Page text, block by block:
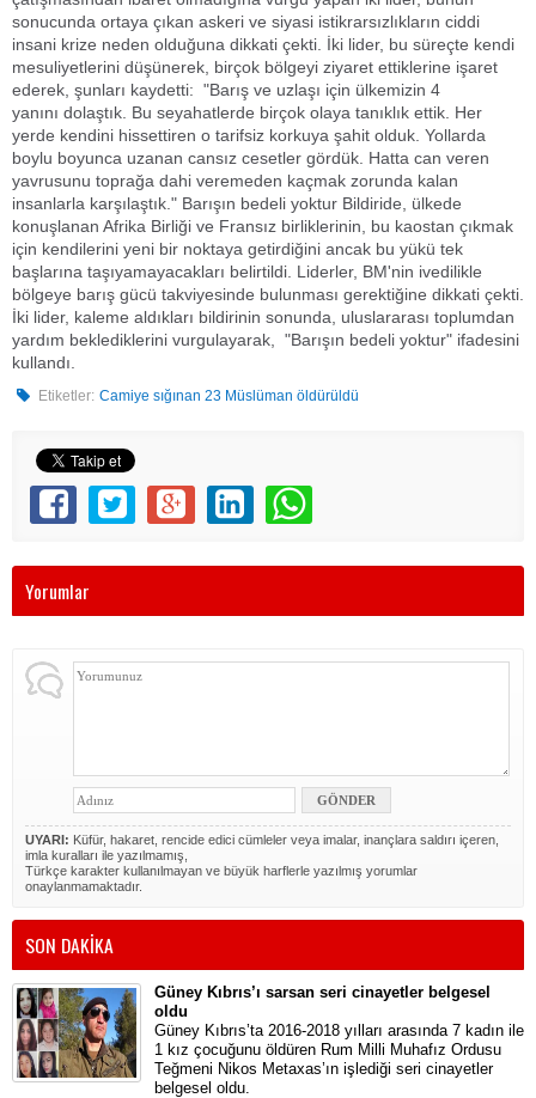
sonucunda ortaya çıkan askeri ve siyasi istikrarsızlıkların ciddi
insani krize neden olduğuna dikkati çekti. İki lider, bu süreçte kendi
mesuliyetlerini düşünerek, birçok bölgeyi ziyaret ettiklerine işaret
ederek, şunları kaydetti: "Barış ve uzlaşı için ülkemizin 4
yanını dolaştık. Bu seyahatlerde birçok olaya tanıklık ettik. Her
yerde kendini hissettiren o tarifsiz korkuya şahit olduk. Yollarda
boylu boyunca uzanan cansız cesetler gördük. Hatta can veren
yavrusunu toprağa dahi veremeden kaçmak zorunda kalan
insanlarla karşılaştık." Barışın bedeli yoktur Bildiride, ülkede
konuşlanan Afrika Birliği ve Fransız birliklerinin, bu kaostan çıkmak
için kendilerini yeni bir noktaya getirdiğini ancak bu yükü tek
başlarına taşıyamayacakları belirtildi. Liderler, BM'nin ivedilikle
bölgeye barış gücü takviyesinde bulunması gerektiğine dikkati çekti.
İki lider, kaleme aldıkları bildirinin sonunda, uluslararası toplumdan
yardım beklediklerini vurgulayarak, "Barışın bedeli yoktur" ifadesini
kullandı.
Etiketler: Camiye sığınan 23 Müslüman öldürüldü
Yorumlar
UYARI: Küfür, hakaret, rencide edici cümleler veya imalar, inançlara saldırı içeren,
imla kuralları ile yazılmamış,
Türkçe karakter kullanılmayan ve büyük harflerle yazılmış yorumlar
onaylanmamaktadır.
SON DAKİKA
Güney Kıbrıs’ı sarsan seri cinayetler belgesel
oldu
Güney Kıbrıs’ta 2016-2018 yılları arasında 7 kadın ile
1 kız çocuğunu öldüren Rum Milli Muhafız Ordusu
Teğmeni Nikos Metaxas’ın işlediği seri cinayetler
belgesel oldu.